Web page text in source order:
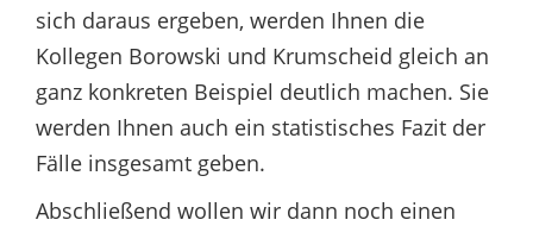
sich daraus ergeben, werden Ihnen die
Kollegen Borowski und Krumscheid gleich an
ganz konkreten Beispiel deutlich machen. Sie
werden Ihnen auch ein statistisches Fazit der
Fälle insgesamt geben.
Abschließend wollen wir dann noch einen